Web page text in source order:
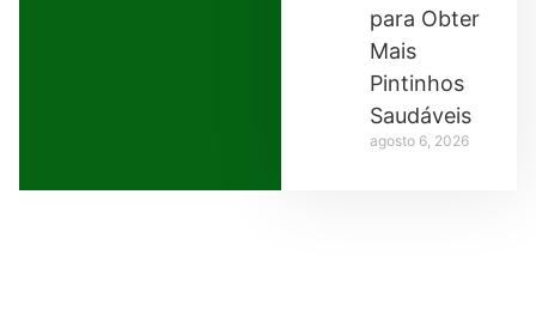
para Obter
Mais
Pintinhos
Saudáveis
agosto 6, 2026